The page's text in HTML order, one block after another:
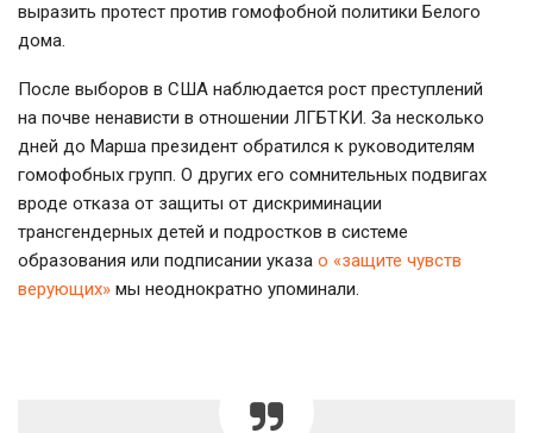
выразить протест против гомофобной политики Белого
дома.
После выборов в США наблюдается рост преступлений
на почве ненависти в отношении ЛГБТКИ. За несколько
дней до Марша президент обратился к руководителям
гомофобных групп. О других его сомнительных подвигах
вроде отказа от защиты от дискриминации
трансгендерных детей и подростков в системе
образования или подписании указа о «защите чувств
верующих» мы неоднократно упоминали.